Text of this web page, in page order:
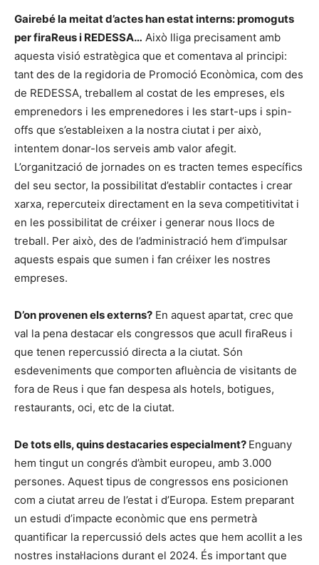
Gairebé la meitat d’actes han estat interns: promoguts
per firaReus i REDESSA… Això lliga precisament amb
aquesta visió estratègica que et comentava al principi:
tant des de la regidoria de Promoció Econòmica, com des
de REDESSA, treballem al costat de les empreses, els
emprenedors i les emprenedores i les start-ups i spin-
offs que s’estableixen a la nostra ciutat i per això,
intentem donar-los serveis amb valor afegit.
L’organització de jornades on es tracten temes específics
del seu sector, la possibilitat d’establir contactes i crear
xarxa, repercuteix directament en la seva competitivitat i
en les possibilitat de créixer i generar nous llocs de
treball. Per això, des de l’administració hem d’impulsar
aquests espais que sumen i fan créixer les nostres
empreses.
D’on provenen els externs? En aquest apartat, crec que
val la pena destacar els congressos que acull firaReus i
que tenen repercussió directa a la ciutat. Són
esdeveniments que comporten afluència de visitants de
fora de Reus i que fan despesa als hotels, botigues,
restaurants, oci, etc de la ciutat.
De tots ells, quins destacaries especialment? Enguany
hem tingut un congrés d’àmbit europeu, amb 3.000
persones. Aquest tipus de congressos ens posicionen
com a ciutat arreu de l’estat i d’Europa. Estem preparant
un estudi d’impacte econòmic que ens permetrà
quantificar la repercussió dels actes que hem acollit a les
nostres instal·lacions durant el 2024. És important que